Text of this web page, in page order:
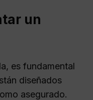
un
es fundamental
diseñados
asegurado.